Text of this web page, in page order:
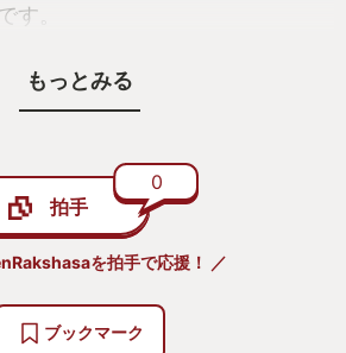
す。
から感動しました。最近はその
から、新すばらしきこのせかい
もっとみる
拍手
0
を拍手で応援！ ／
ブックマーク